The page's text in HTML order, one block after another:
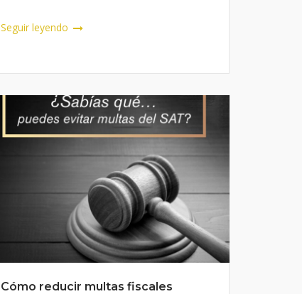
Seguir leyendo
Cómo reducir multas fiscales